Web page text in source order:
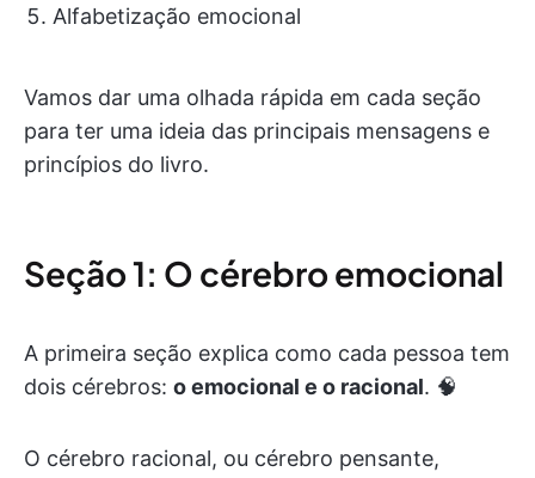
Alfabetização emocional
Vamos dar uma olhada rápida em cada seção
para ter uma ideia das principais mensagens e
princípios do livro.
Seção 1: O cérebro emocional
A primeira seção explica como cada pessoa tem
dois cérebros: o emocional e o racional. 🧠
O cérebro racional, ou cérebro pensante,